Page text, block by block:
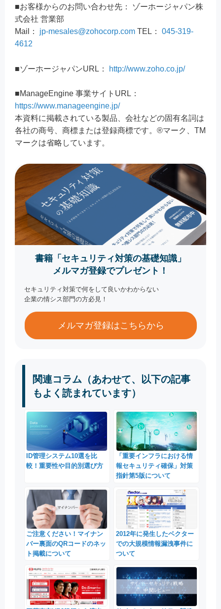
■お客様からのお問い合わせ先： ゾーホージャパン株
式会社 営業部
Mail： jp-mesales@zohocorp.com TEL： 045-319-
4612
■ゾーホージャパンURL： http://www.zoho.co.jp/
■ManageEngine 事業サイトURL：
https://www.manageengine.jp/
本資料に掲載されている製品、会社などの固有名詞は
各社の商号、商標または登録商標です。®マーク、TM
マークは省略しています。
書籍「セキュリティ対策の基礎知識」
メルマガ登録でプレゼント！
セキュリティ対策で何をして良いかわからない
企業の情シス部門の方必見！
メルマガ登録はこちらから
関連コラム（あわせて、以下の記事
もよく読まれています）
ID管理システム10選を比
較！重要性や目的別選び方
「重要インフラにおける情
報セキュリティ確保」対策
指針第5版について
ご注意ください！マイナン
バー裏面のQRコードのネッ
ト掲載について
2012年に発生したベクター
での大規模情報漏洩事件に
ついて